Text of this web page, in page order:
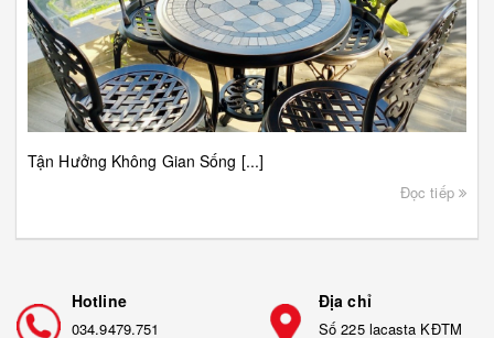
Tận Hưởng Không Gian Sống [...]
Đọc tiếp
Hotline
034.9479.751
Địa chỉ
Số 225 lacasta KĐTM